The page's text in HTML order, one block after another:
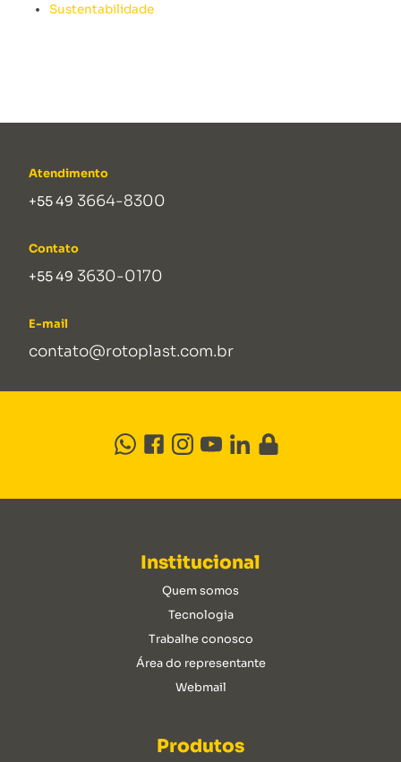
Sustentabilidade
Atendimento
+55 49 3664-8300
Contato
+55 49 3630-0170
E-mail
contato@rotoplast.com.br
Institucional
Quem somos
Tecnologia
Trabalhe conosco
Área do representante
Webmail
Produtos